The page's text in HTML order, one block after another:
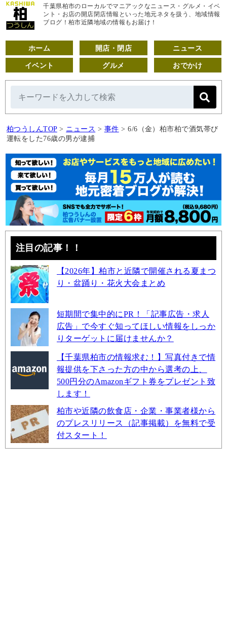
千葉県柏市のローカルでマニアックなニュース・グルメ・イベ
ント・お店の開店閉店情報といった地元ネタを扱う、地域情報
ブログ！柏市近隣地域の情報もお届け！
ホーム 開店・閉店 ニュース
イベント グルメ おでかけ
柏つうしんTOP > ニュース > 事件 > 6/6（金）柏市柏で酒気帯び
運転をした76歳の男が逮捕
注目の記事！！
【2026年】柏市と近隣で開催される夏まつ
り・盆踊り・花火大会まとめ
短期間で集中的にPR！「記事広告・求人
広告」で今すぐ知ってほしい情報をしっか
りターゲットに届けませんか？
【千葉県柏市の情報求む！】写真付きで情
報提供を下さった方の中から選考の上、
500円分のAmazonギフト券をプレゼント致
します！
柏市や近隣の飲食店・企業・事業者様から
のプレスリリース（記事掲載）を無料で受
付スタート！